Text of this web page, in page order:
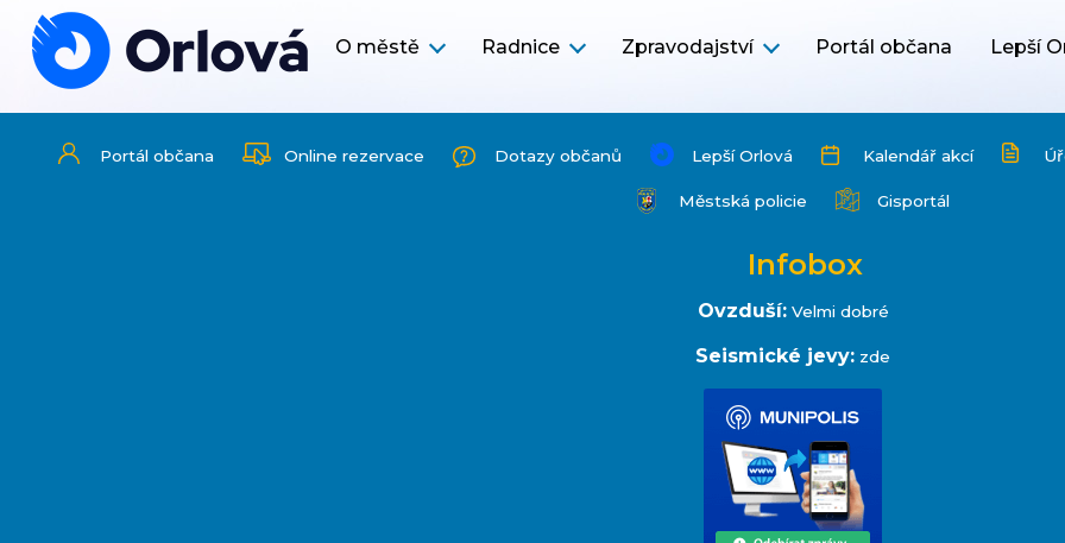
O městě Radnice Zpravodajství Portál občana Lepší
Portál občana Online rezervace Dotazy občanů Lepší Orlová Kalendář akcí
Městská policie Gisportál
Infobox
Ovzduší: Velmi dobré
Seismické jevy: zde